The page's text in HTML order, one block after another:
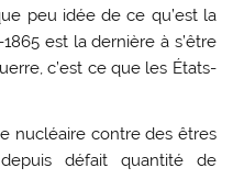
peu idée de ce qu’est la
est la dernière à s’être
c’est ce que les États-
nucléaire contre des êtres
défait quantité de